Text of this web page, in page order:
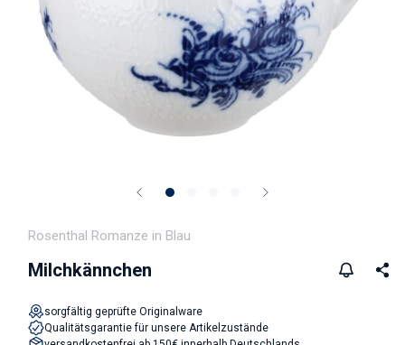
Rosenthal Romanze in Blau
Milchkännchen
sorgfältig geprüfte Originalware
Qualitätsgarantie für unsere Artikelzustände